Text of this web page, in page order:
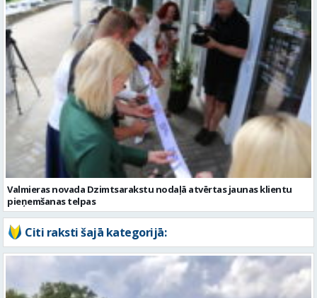
Valmieras novada Dzimtsarakstu nodaļā atvērtas jaunas klientu
pieņemšanas telpas
Citi raksti šajā kategorijā: